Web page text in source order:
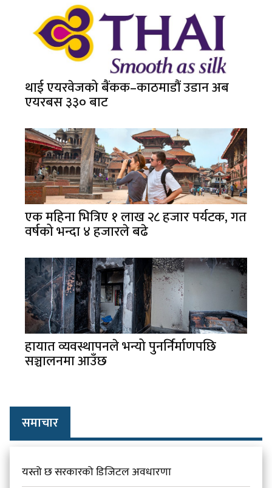
थाई एयरवेजको बैंकक–काठमाडौं उडान अब
एयरबस ३३० बाट
एक महिना भित्रिए १ लाख २८ हजार पर्यटक, गत
वर्षको भन्दा ४ हजारले बढे
हायात व्यवस्थापनले भन्यो पुनर्निर्माणपछि
सञ्चालनमा आउँछ
समाचार
यस्तो छ सरकारको डिजिटल अवधारणा